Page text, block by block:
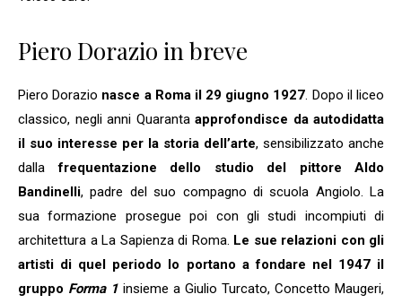
Piero Dorazio in breve
Piero Dorazio nasce a Roma il 29 giugno 1927. Dopo il liceo
classico, negli anni Quaranta approfondisce da autodidatta
il suo interesse per la storia dell’arte, sensibilizzato anche
dallafrequentazione dello studio del pittore Aldo
Bandinelli, padre del suo compagno di scuola Angiolo. La
sua formazione prosegue poi con gli studi incompiuti di
architettura a La Sapienza di Roma. Le sue relazioni con gli
artisti di quel periodo lo portano a fondare nel 1947 il
gruppo Forma 1 insieme a Giulio Turcato, Concetto Maugeri,